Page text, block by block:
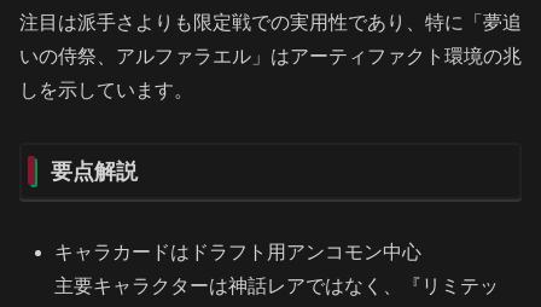
注目は派手さよりも限定戦での実用性であり、特に「夢追
いの侍祭、アルファラエル」はアーティファクト環境の兆
しを示しています。
要点解説
キャラカードはドラフト用アンコモン中心
主要キャラクターは神話レアではなく、『リミテッ